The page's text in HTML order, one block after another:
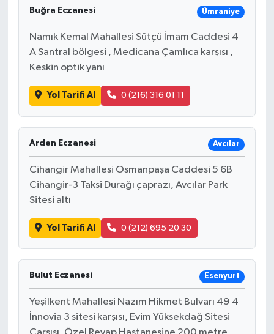
Buğra Eczanesi Ümraniye
Namık Kemal Mahallesi Sütçü İmam Caddesi 4
A Santral bölgesi , Medicana Çamlıca karşısı ,
Keskin optik yanı
Yol Tarifi Al 0 (216) 316 01 11
Arden Eczanesi Avcılar
Cihangir Mahallesi Osmanpaşa Caddesi 5 6B
Cihangir-3 Taksi Durağı çaprazı, Avcılar Park
Sitesi altı
Yol Tarifi Al 0 (212) 695 20 30
Bulut Eczanesi Esenyurt
Yeşilkent Mahallesi Nazım Hikmet Bulvarı 49 4
İnnovia 3 sitesi karşısı, Evim Yüksekdağ Sitesi